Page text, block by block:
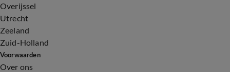
Overijssel
Utrecht
Zeeland
Zuid-Holland
Voorwaarden
Over ons